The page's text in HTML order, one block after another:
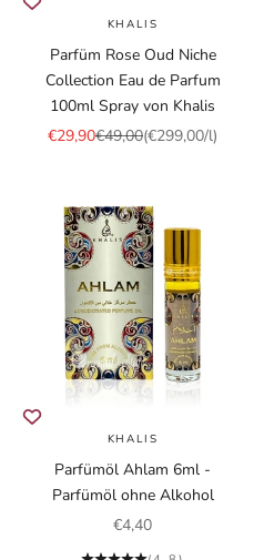
KHALIS
Parfüm Rose Oud Niche
Collection Eau de Parfum
100ml Spray von Khalis
Angebot
€29,90Regulärer Preis
€49,00(€299,00/l)
KHALIS
Parfümöl Ahlam 6ml -
Parfümöl ohne Alkohol
Angebot
€4,40